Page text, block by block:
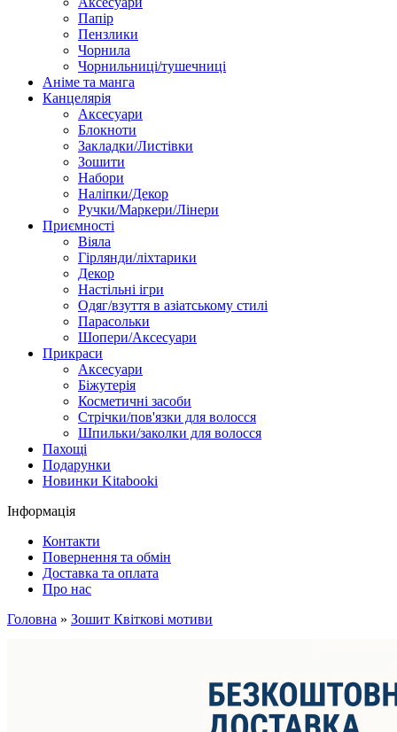
Папір
Пензлики
Чорнила
Чорнильниці/тушечниці
Аніме та манга
Канцелярія
Аксесуари
Блокноти
Закладки/Листівки
Зошити
Набори
Наліпки/Декор
Ручки/Маркери/Лінери
Приємності
Віяла
Гірлянди/ліхтарики
Декор
Настільні ігри
Одяг/взуття в азіатському стилі
Парасольки
Шопери/Аксесуари
Прикраси
Аксесуари
Біжутерія
Косметичні засоби
Стрічки/пов'язки для волосся
Шпильки/заколки для волосся
Пахощі
Подарунки
Новинки Kitabooki
Інформація
Контакти
Повернення та обмін
Доставка та оплата
Про нас
Головна » Зошит Квіткові мотиви